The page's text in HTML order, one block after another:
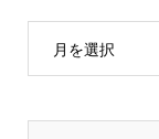
月を選択